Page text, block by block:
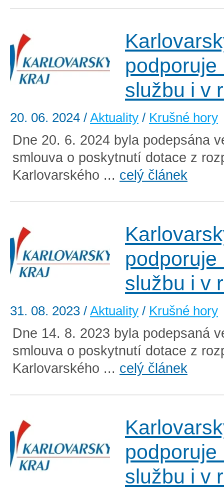
podporuje
službu i v
20. 06. 2024 / Aktuality / Krušné hory
Dne 20. 6. 2024 byla podepsána
smlouva o poskytnutí dotace z
Karlovarského ... celý článek
podporuje
službu i v
31. 08. 2023 / Aktuality / Krušné hory
Dne 14. 8. 2023 byla podepsaná
smlouva o poskytnutí dotace z
Karlovarského ... celý článek
podporuje
službu i v